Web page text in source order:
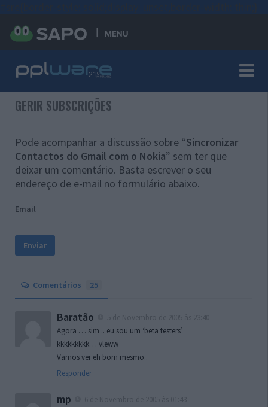
MENU
GERIR SUBSCRIÇÕES
Pode acompanhar a discussão sobre “Sincronizar
Contactos do Gmail com o Nokia” sem ter que
deixar um comentário. Basta escrever o seu
endereço de e-mail no formulário abaixo.
Email
Comentários 25
Baratão
Agora … sim .. eu sou um ‘beta testers’
kkkkkkkkk… vleww
Vamos ver eh bom mesmo..
Responder
mp